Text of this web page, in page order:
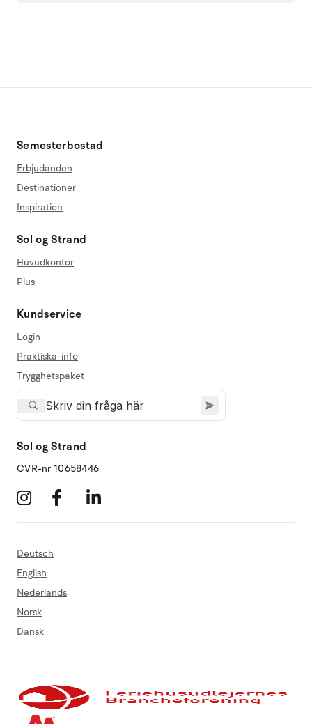
Semesterbostad
Erbjudanden
Destinationer
Inspiration
Sol og Strand
Huvudkontor
Plus
Kundservice
Login
Praktiska-info
Trygghetspaket
Sol og Strand
CVR-nr 10658446
Deutsch
English
Nederlands
Norsk
Dansk